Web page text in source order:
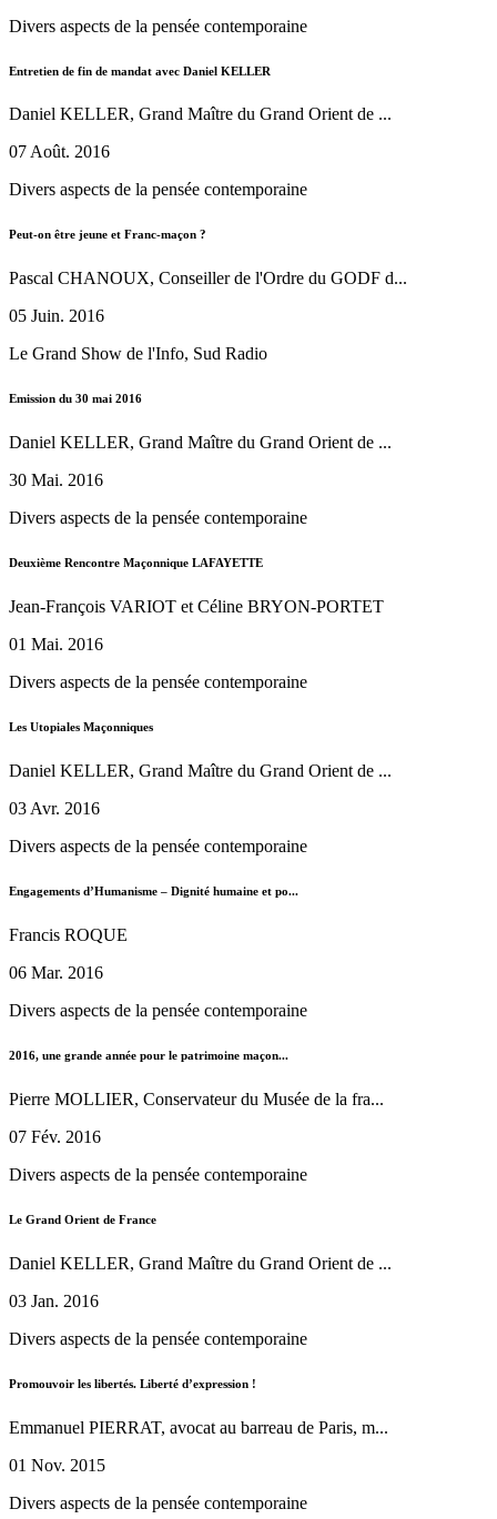
Divers aspects de la pensée contemporaine
Entretien de fin de mandat avec Daniel KELLER
Daniel KELLER, Grand Maître du Grand Orient de ...
07 Août. 2016
Divers aspects de la pensée contemporaine
Peut-on être jeune et Franc-maçon ?
Pascal CHANOUX, Conseiller de l'Ordre du GODF d...
05 Juin. 2016
Le Grand Show de l'Info, Sud Radio
Emission du 30 mai 2016
Daniel KELLER, Grand Maître du Grand Orient de ...
30 Mai. 2016
Divers aspects de la pensée contemporaine
Deuxième Rencontre Maçonnique LAFAYETTE
Jean-François VARIOT et Céline BRYON-PORTET
01 Mai. 2016
Divers aspects de la pensée contemporaine
Les Utopiales Maçonniques
Daniel KELLER, Grand Maître du Grand Orient de ...
03 Avr. 2016
Divers aspects de la pensée contemporaine
Engagements d’Humanisme – Dignité humaine et po...
Francis ROQUE
06 Mar. 2016
Divers aspects de la pensée contemporaine
2016, une grande année pour le patrimoine maçon...
Pierre MOLLIER, Conservateur du Musée de la fra...
07 Fév. 2016
Divers aspects de la pensée contemporaine
Le Grand Orient de France
Daniel KELLER, Grand Maître du Grand Orient de ...
03 Jan. 2016
Divers aspects de la pensée contemporaine
Promouvoir les libertés. Liberté d’expression !
Emmanuel PIERRAT, avocat au barreau de Paris, m...
01 Nov. 2015
Divers aspects de la pensée contemporaine